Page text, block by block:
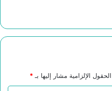
الحقول الإلزامية مشار إليها بـ*